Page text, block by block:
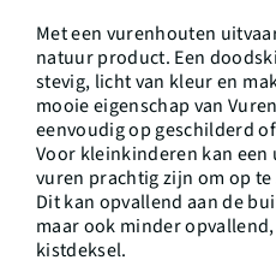
Met een vurenhouten
natuur product. Een
stevig, licht van kleur en
mooie eigenschap van
eenvoudig op geschilderd
Voor kleinkinderen kan
vuren prachtig zijn om op
Dit kan opvallend aan de
maar ook minder
kistdeksel.